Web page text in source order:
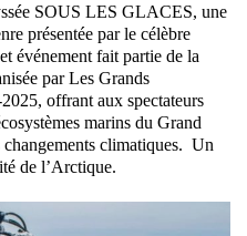
SOUS LES GLACES, une
présentée par le célèbre
événement fait partie de la
par Les Grands
offrant aux spectateurs
marins du Grand
changements climatiques. Un
de l’Arctique.